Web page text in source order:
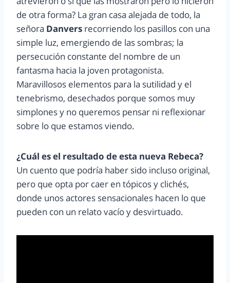
de otra forma? La gran casa alejada de todo, la
señora Danvers recorriendo los pasillos con una
simple luz, emergiendo de las sombras; la
persecución constante del nombre de un
fantasma hacia la joven protagonista.
Maravillosos elementos para la sutilidad y el
tenebrismo, desechados porque somos muy
simplones y no queremos pensar ni reflexionar
sobre lo que estamos viendo.
¿Cuál es el resultado de esta nueva Rebeca?
Un cuento que podría haber sido incluso original,
pero que opta por caer en tópicos y clichés,
donde unos actores sensacionales hacen lo que
pueden con un relato vacío y desvirtuado.